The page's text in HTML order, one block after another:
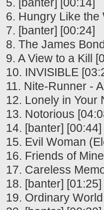
6. Hungry Like the
7. [banter] [00:24]
8. The James
9. A View to a Kill
10. INVISIBLE
11. Nite-Runner -
12. Lonely in Your
13. Notorious
14. [banter] [00:44]
15. Evil Woman
16. Friends of
17. Careless
18. [banter] [01:25]
19. Ordinary